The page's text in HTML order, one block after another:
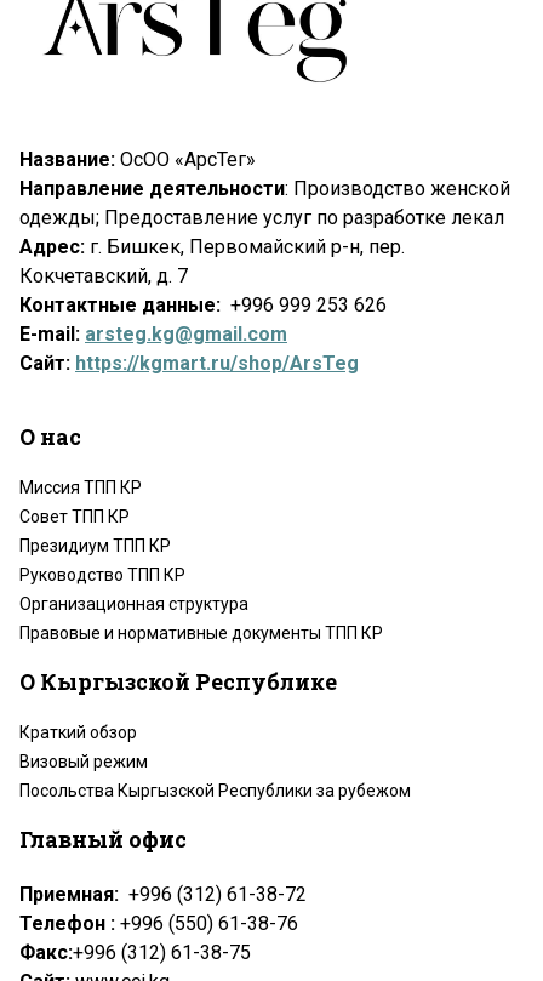
Название: ОсОО «АрсТег»
Направление деятельности: Производство женской
одежды; Предоставление услуг по разработке лекал
Адрес: г. Бишкек, Первомайский р-н, пер.
Кокчетавский, д. 7
Контактные данные: +996 999 253 626
Е-mail: arsteg.kg@gmail.com
Сайт: https://kgmart.ru/shop/ArsTeg
О нас
Миссия ТПП КР
Совет ТПП КР
Президиум ТПП КР
Руководство ТПП КР
Организационная структура
Правовые и нормативные документы ТПП КР
О Кыргызской Республике
Краткий обзор
Визовый режим
Посольства Кыргызской Республики за рубежом
Главный офис
Приемная: +996 (312) 61-38-72
Телефон : +996 (550) 61-38-76
Факс:+996 (312) 61-38-75